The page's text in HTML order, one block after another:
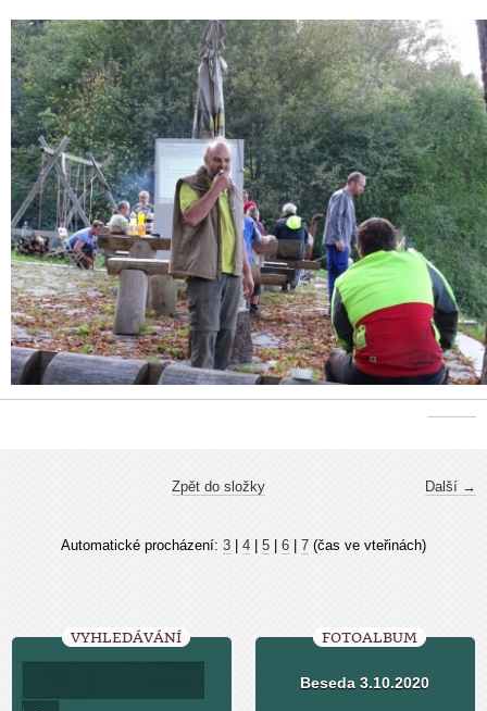
Další →
Zpět do složky
Automatické procházení: 3 4 5 6 7 (čas ve vteřinách)
VYHLEDÁVÁNÍ FOTOALBUM
Beseda 3.10.2020